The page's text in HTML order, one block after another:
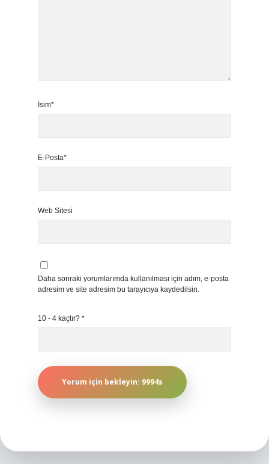
İsim*
E-Posta*
Web Sitesi
Daha sonraki yorumlarımda kullanılması için adım, e-posta
adresim ve site adresim bu tarayıcıya kaydedilsin.
10 - 4 kaçtır? *